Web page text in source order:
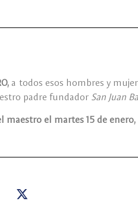
a todos esos hombres y
padre fundador San Juan
maestro el martes 15 de